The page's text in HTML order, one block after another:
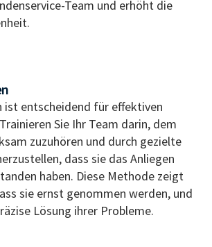
Team und erhöht die
ist entscheidend für effektiven
Sie Ihr Team darin, dem
zuzuhören und durch gezielte
dass sie das Anliegen
haben. Diese Methode zeigt
sie ernst genommen werden, und
Lösung ihrer Probleme.